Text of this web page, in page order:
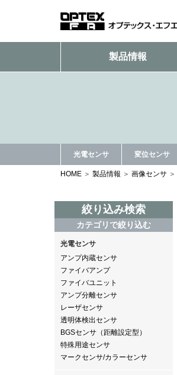
製品情報
光電センサ 変位センサ
HOME 製品情報 画像センサ
絞り込み検索
カテゴリで絞り込む
光電センサ
アンプ内蔵センサ
ファイバアンプ
ファイバユニット
アンプ分離センサ
レーザセンサ
透明体検出センサ
BGSセンサ（距離設定型）
特殊用途センサ
マークセンサ/カラーセンサ